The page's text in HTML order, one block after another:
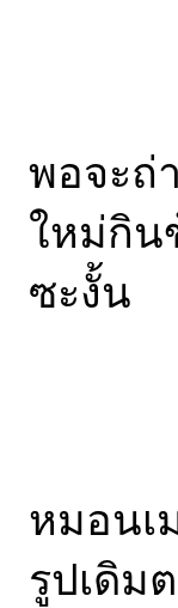
พอจะถ่
ใหม่กิน
ซะงั้น
หมอนเ
รูปเดิม